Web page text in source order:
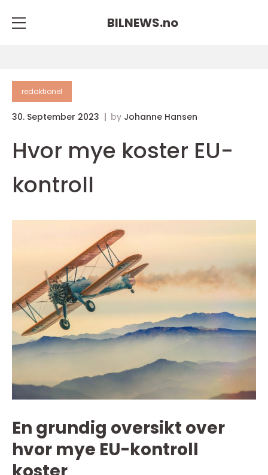
BILNEWS.no
redaktionel
30. September 2023 by Johanne Hansen
Hvor mye koster EU-
kontroll
En grundig oversikt over
hvor mye EU-kontroll